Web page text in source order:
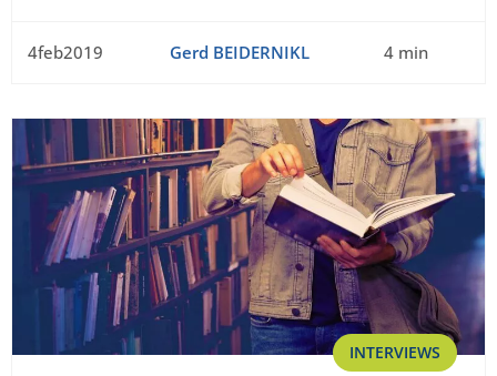
4feb2019 Gerd BEIDERNIKL 4 min
INTERVIEWS